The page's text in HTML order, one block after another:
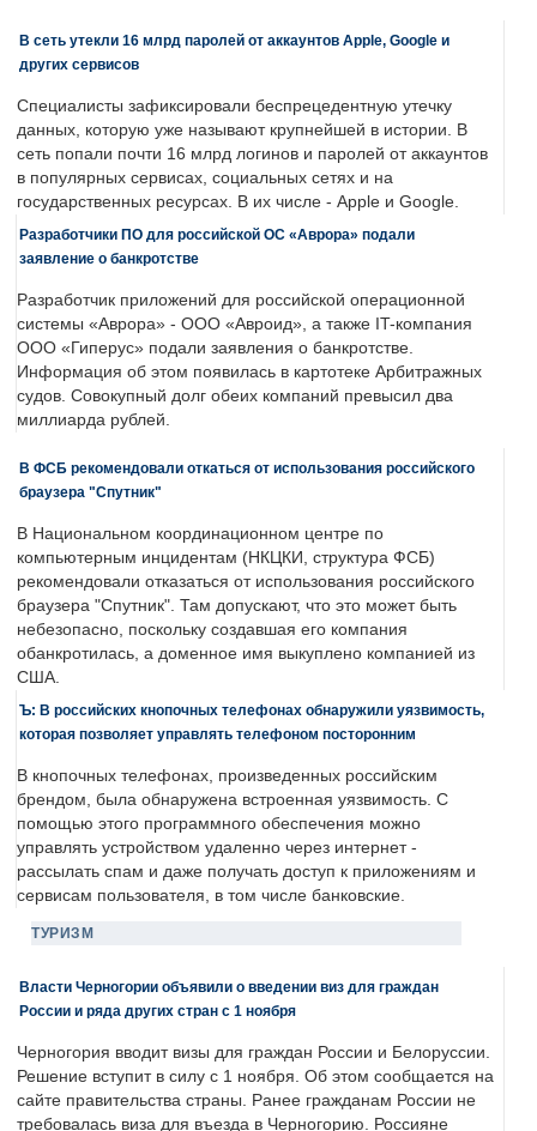
В сеть утекли 16 млрд паролей от аккаунтов Apple, Google и
других сервисов
Специалисты зафиксировали беспрецедентную утечку
данных, которую уже называют крупнейшей в истории. В
сеть попали почти 16 млрд логинов и паролей от аккаунтов
в популярных сервисах, социальных сетях и на
государственных ресурсах. В их числе - Apple и Google.
Разработчики ПО для российской ОС «Аврора» подали
заявление о банкротстве
Разработчик приложений для российской операционной
системы «Аврора» - ООО «Авроид», а также IT-компания
ООО «Гиперус» подали заявления о банкротстве.
Информация об этом появилась в картотеке Арбитражных
судов. Совокупный долг обеих компаний превысил два
миллиарда рублей.
В ФСБ рекомендовали откаться от использования российского
браузера "Спутник"
В Национальном координационном центре по
компьютерным инцидентам (НКЦКИ, структура ФСБ)
рекомендовали отказаться от использования российского
браузера "Спутник". Там допускают, что это может быть
небезопасно, поскольку создавшая его компания
обанкротилась, а доменное имя выкуплено компанией из
США.
Ъ: В российских кнопочных телефонах обнаружили уязвимость,
которая позволяет управлять телефоном посторонним
В кнопочных телефонах, произведенных российским
брендом, была обнаружена встроенная уязвимость. С
помощью этого программного обеспечения можно
управлять устройством удаленно через интернет -
рассылать спам и даже получать доступ к приложениям и
сервисам пользователя, в том числе банковские.
ТУРИЗМ
Власти Черногории объявили о введении виз для граждан
России и ряда других стран с 1 ноября
Черногория вводит визы для граждан России и Белоруссии.
Решение вступит в силу с 1 ноября. Об этом сообщается на
сайте правительства страны. Ранее гражданам России не
требовалась виза для въезда в Черногорию. Россияне